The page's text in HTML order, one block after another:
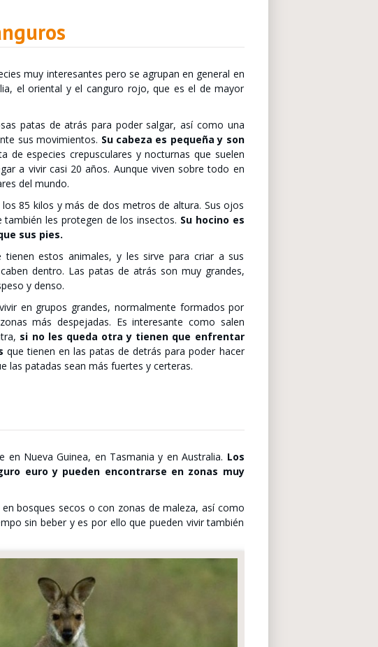
muy interesantes pero se agrupan en general en
el oriental y el canguro rojo, que es el de mayor
patas de atrás para poder salgar, así como una
sus movimientos. Su cabeza es pequeña y son
de especies crepusculares y nocturnas que suelen
a vivir casi 20 años. Aunque viven sobre todo en
del mundo.
85 kilos y más de dos metros de altura. Sus ojos
les protegen de los insectos. Su hocino es
sus pies.
estos animales, y les sirve para criar a sus
dentro. Las patas de atrás son muy grandes,
y denso.
en grupos grandes, normalmente formados por
más despejadas. Es interesante como salen
si no les queda otra y tienen que enfrentar
que tienen en las patas de detrás para poder hacer
las patadas sean más fuertes y certeras.
Nueva Guinea, en Tasmania y en Australia. Los
euro y pueden encontrarse en zonas muy
bosques secos o con zonas de maleza, así como
sin beber y es por ello que pueden vivir también